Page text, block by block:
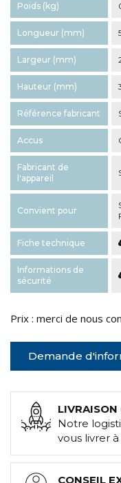
Poids (kg)
Longueur (mm)
Largeur (mm)
Hauteur (mm)
Référence fabricant
Accus
Fabricant de
l'appareil
Convient pour
Fiche technique
Informations de
sécurité
Prix : merci de nous
Demande
LIVRAISON
Notre
vous livrer à
CONSEIL